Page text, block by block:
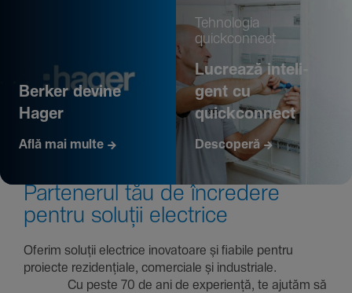
Berker devine
Hager
Află mai multe
Tehno­logia
quickconnect
Lucrează inte­li­
gent cu
quickconnect
Descoperă
Parte­nerul tău de încre­dere
pentru soluții electrice
Oferim soluții electrice inova­toare și fiabile pentru
proiecte rezi­den­țiale, comer­ciale și indus­triale.
Cu peste 70 de ani de expe­riență, te ajutăm să